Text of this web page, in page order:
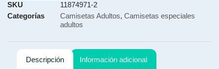
SKU
11874971-2
Categorías
Camisetas Adultos, Camisetas especiales
adultos
Descripción Información adicional